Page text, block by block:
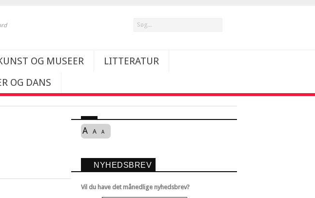
OG MUSEER
LITTERATUR
OG DANS
A A A
NYHEDSBREV
Vil du have det månedlige nyhedsbrev?